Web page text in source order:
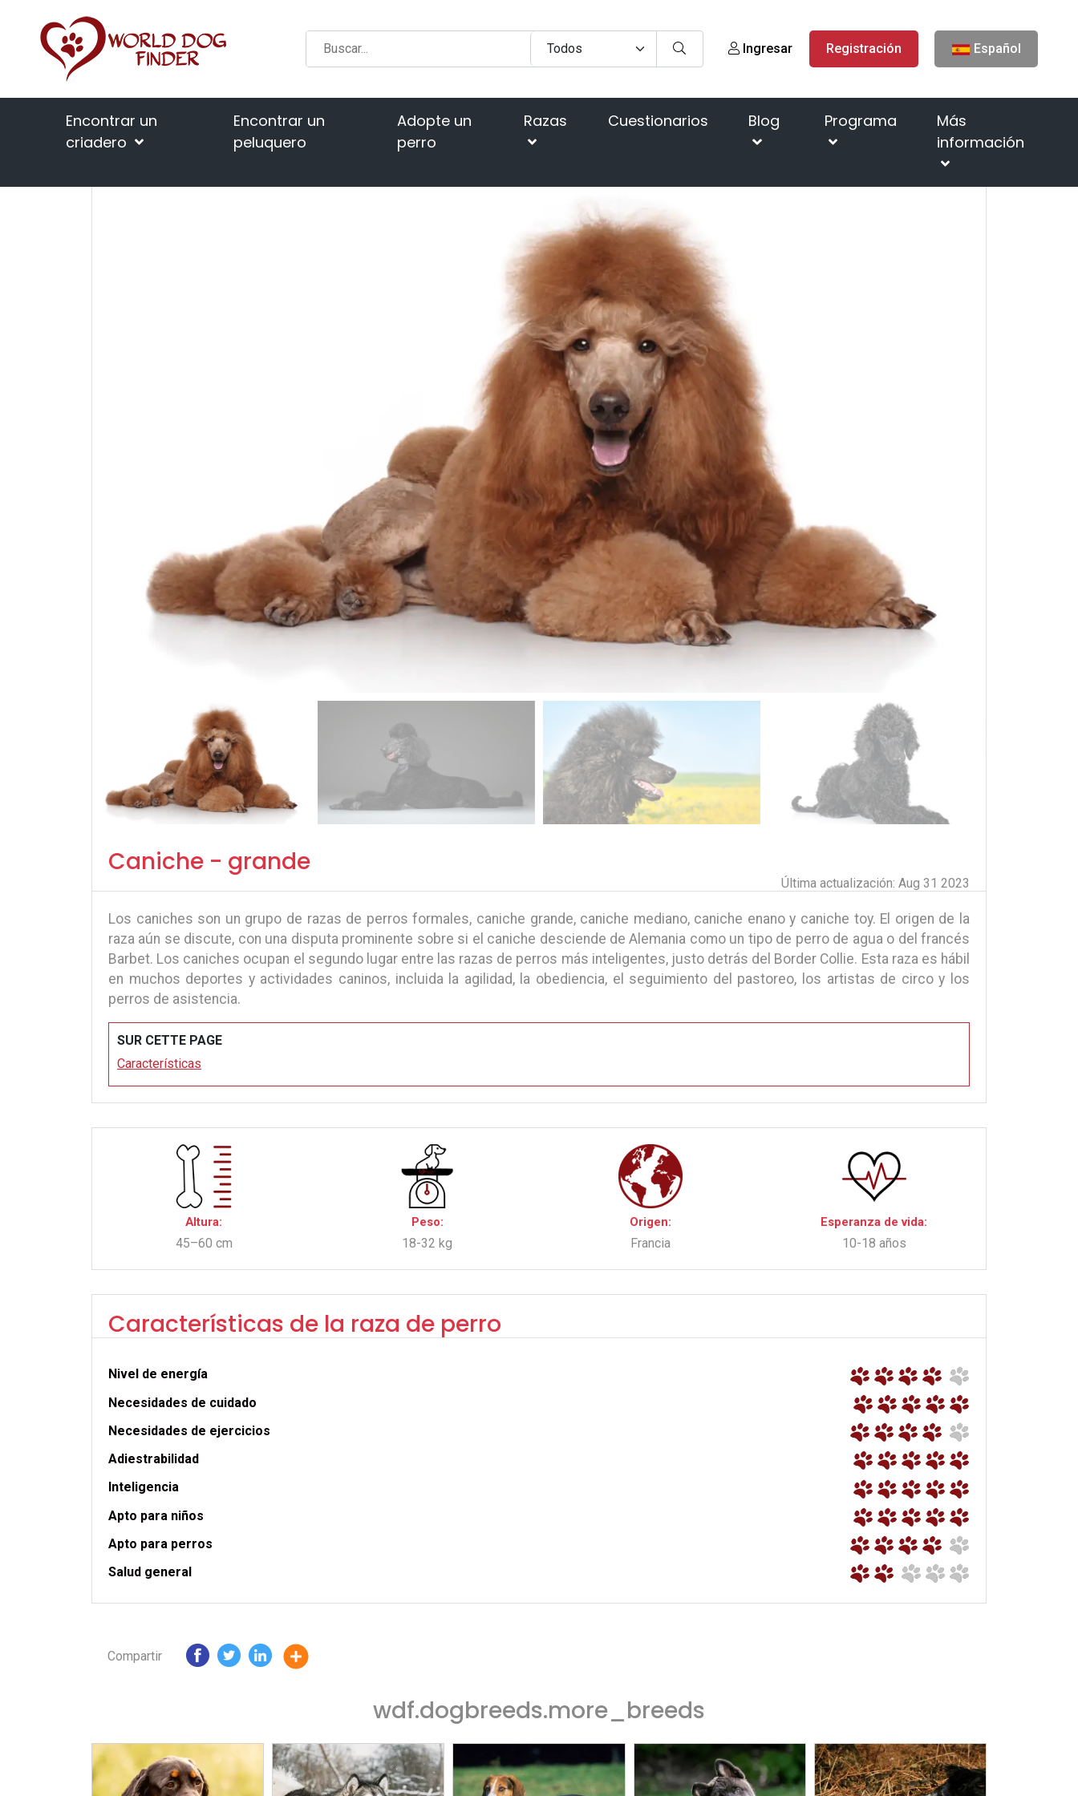
Ingresar Registración Español
Encontrar un
criadero
Encontrar un
peluquero
Adopte un
perro
Razas Cuestionarios Blog Programa
Más
información
Caniche - grande
Caniche - grande
Última actualización: Aug 31 2023
Los caniches son un grupo de razas de perros formales, caniche grande, caniche mediano, caniche enano y caniche toy. El origen de la
raza aún se discute, con una disputa prominente sobre si el caniche desciende de Alemania como un tipo de perro de agua o del francés
Barbet. Los caniches ocupan el segundo lugar entre las razas de perros más inteligentes, justo detrás del Border Collie. Esta raza es hábil
en muchos deportes y actividades caninos, incluida la agilidad, la obediencia, el seguimiento del pastoreo, los artistas de circo y los
perros de asistencia.
SUR CETTE PAGE
Características
Altura:
45–60 cm
Peso:
18-32 kg
Origen:
Francia
Esperanza de vida:
10-18 años
Características de la raza de perro
Nivel de energía
Necesidades de cuidado
Necesidades de ejercicios
Adiestrabilidad
Inteligencia
Apto para niños
Apto para perros
Salud general
Compartir
wdf.dogbreeds.more_breeds